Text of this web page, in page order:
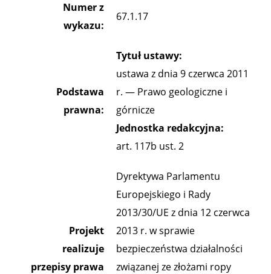
Numer z
wykazu:
67.1.17
Podstawa
prawna:
Tytuł ustawy:
ustawa z dnia 9 czerwca 2011
r. — Prawo geologiczne i
górnicze
Jednostka redakcyjna:
art. 117b ust. 2
Projekt
realizuje
przepisy prawa
Dyrektywa Parlamentu
Europejskiego i Rady
2013/30/UE z dnia 12 czerwca
2013 r. w sprawie
bezpieczeństwa działalności
związanej ze złożami ropy